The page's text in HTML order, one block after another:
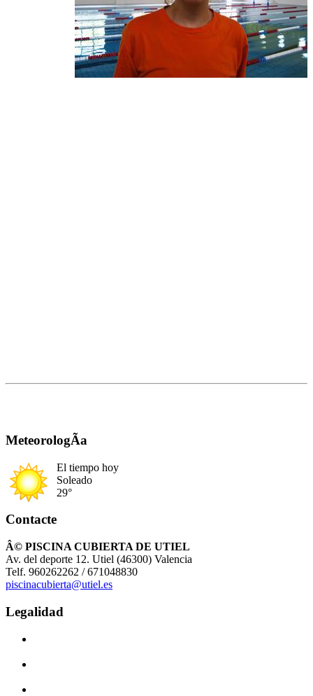
MeteorologÃ­a
El tiempo hoy
Soleado
29°
Contacte
Â© PISCINA CUBIERTA DE UTIEL
Av. del deporte 12. Utiel (46300) Valencia
Telf. 960262262 / 671048830
piscinacubierta@utiel.es
Legalidad